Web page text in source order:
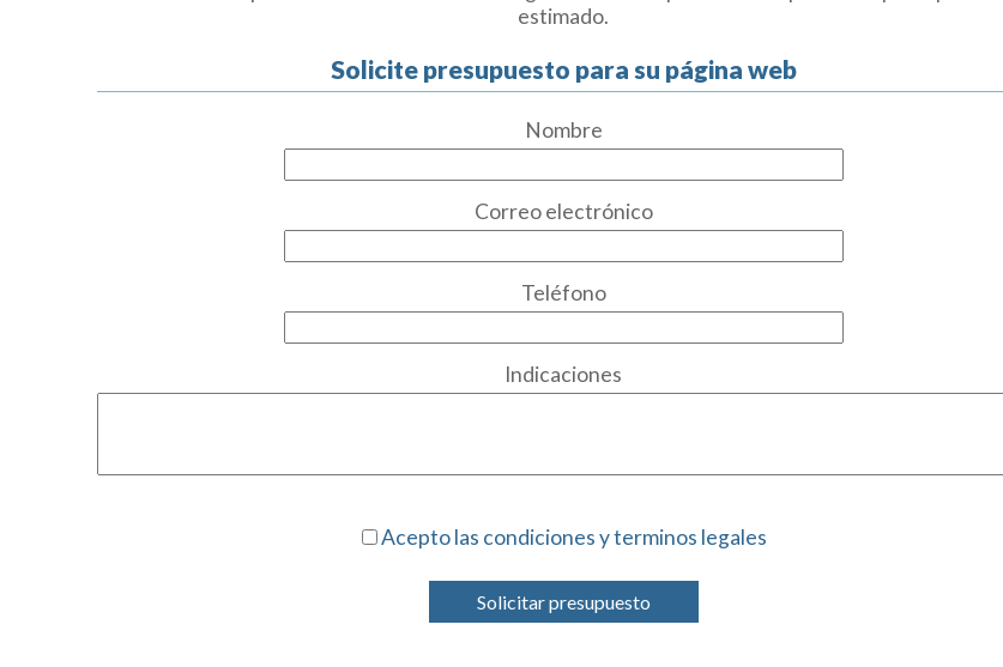
estimado.
Solicite presupuesto para su página web
Nombre
Correo electrónico
Teléfono
Indicaciones
Acepto las condiciones y terminos legales
Solicitar presupuesto